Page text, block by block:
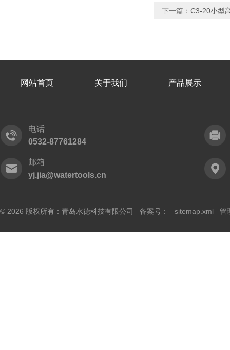
下一篇： C3-20小型
网站首页 关于我们 产品展示
电话
0532-87761284
邮箱
yj.jia@watertools.cn
© 2026 版权所有：青岛水德科技有限公司 备案号： sitemap.xml 管